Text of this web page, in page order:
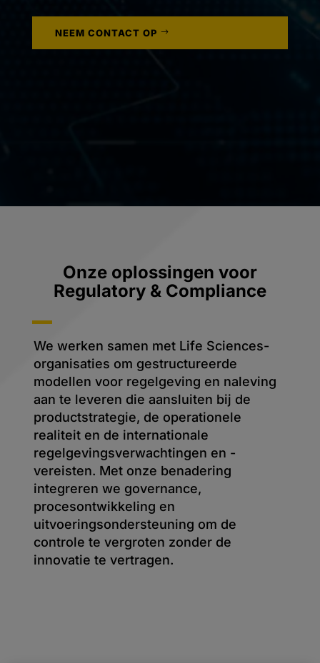
NEEM CONTACT OP
Onze oplossingen voor
Regulatory & Compliance
We werken samen met Life Sciences-
organisaties om gestructureerde
modellen voor regelgeving en naleving
aan te leveren die aansluiten bij de
productstrategie, de operationele
realiteit en de internationale
regelgevingsverwachtingen en -
vereisten. Met onze benadering
integreren we governance,
procesontwikkeling en
uitvoeringsondersteuning om de
controle te vergroten zonder de
innovatie te vertragen.